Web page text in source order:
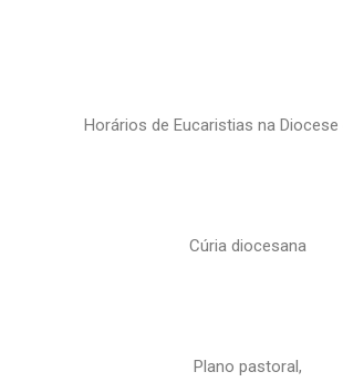
Horários de Eucaristias na Diocese
Cúria diocesana
Plano pastoral,